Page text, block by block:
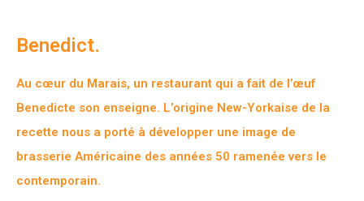
Benedict.
Au cœur du Marais, un restaurant qui a fait de l’œuf
Benedicte son enseigne. L’origine New-Yorkaise de la
recette nous a porté à développer une image de
brasserie Américaine des années 50 ramenée vers le
contemporain.